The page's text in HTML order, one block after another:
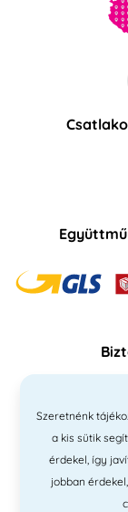
Szeretnénk
a kis sütik
érdekel, így
jobban